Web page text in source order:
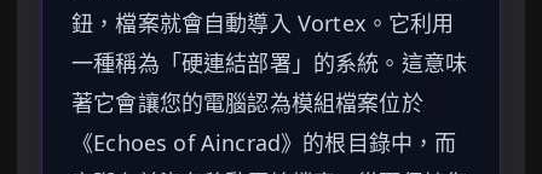
鈕，檔案就會自動導入 Vortex。它利用
一種稱為「硬連結部署」的系統。這意味
著它會讓您的電腦認為模組檔案位於
《Echoes of Aincrad》的根目錄中，而